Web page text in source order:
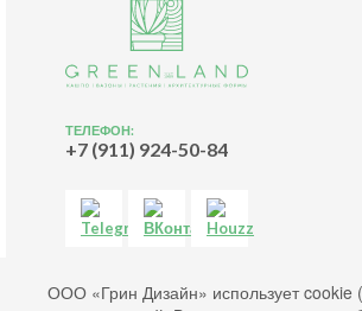
ТЕЛЕФОН:
+7 (911) 924-50-84
Согласие на обработку файлов cookies
Согласие на обработку персональных
ООО «Грин Дизайн» использует